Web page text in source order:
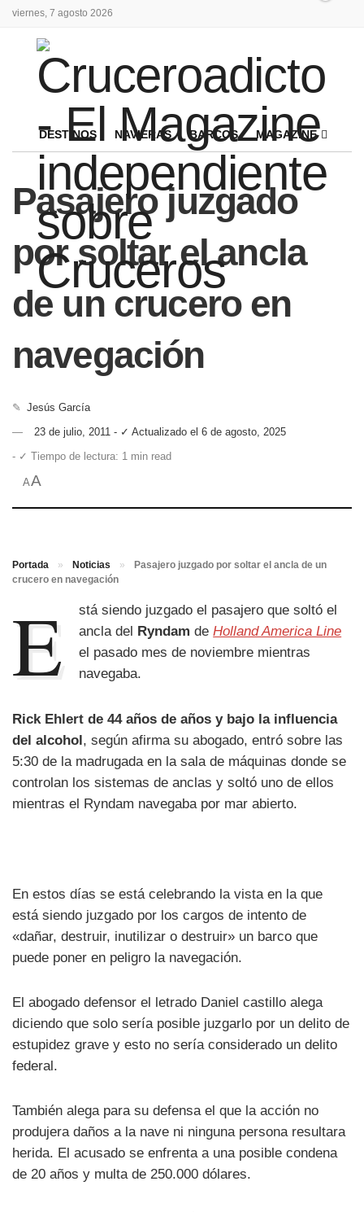
viernes, 7 agosto 2026
DESTINOS NAVIERAS BARCOS MAGAZINE
Pasajero juzgado
por soltar el ancla
de un crucero en
navegación
✎ Jesús García
23 de julio, 2011 - ✓ Actualizado el 6 de agosto, 2025
- ✓ Tiempo de lectura: 1 min read
AA
Portada » Noticias »
Pasajero juzgado por soltar el ancla de un
crucero en navegación
E
stá siendo juzgado el pasajero que soltó el
ancla del
Ryndam deHolland America Line
el pasado mes de noviembre mientras
navegaba.
Rick Ehlert de 44 años de años y bajo la influencia
del alcohol, según afirma su abogado, entró sobre las
5:30 de la madrugada en la sala de máquinas donde se
controlan los sistemas de anclas y soltó uno de ellos
mientras el Ryndam navegaba por mar abierto.
En estos días se está celebrando la vista en la que
está siendo juzgado por los cargos de intento de
«dañar, destruir, inutilizar o destruir» un barco que
puede poner en peligro la navegación.
El abogado defensor el letrado Daniel castillo alega
diciendo que solo sería posible juzgarlo por un delito de
estupidez grave y esto no sería considerado un delito
federal.
También alega para su defensa el que la acción no
produjera daños a la nave ni ninguna persona resultara
herida. El acusado se enfrenta a una posible condena
de 20 años y multa de 250.000 dólares.